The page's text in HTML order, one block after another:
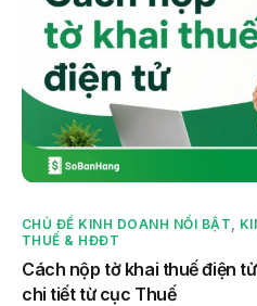
CHỦ ĐỀ KINH DOANH NỔI BẬT
THUẾ & HĐĐT
Cách nộp tờ khai thuế điện
chi tiết từ cục Thuế